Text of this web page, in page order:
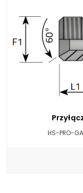
HS-PRO-